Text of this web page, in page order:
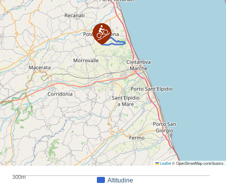
Leaflet© OpenStreetMap contributors
Altitudine
300m